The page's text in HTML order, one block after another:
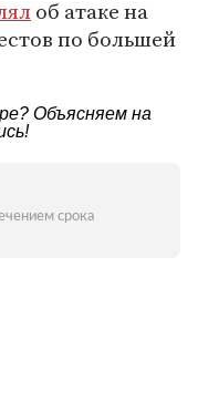
об атаке на
по большей
Объясняем на
срока